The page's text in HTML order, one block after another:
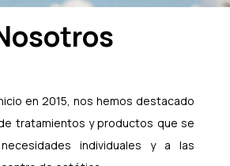
en 2015, nos hemos destacado
tratamientos y productos que se
individuales y a las